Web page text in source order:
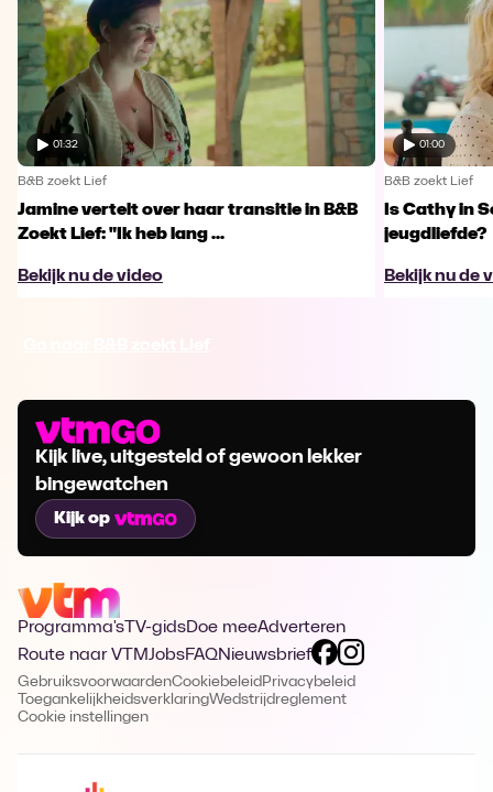
01:32
B&B zoekt Lief
Jamine vertelt over haar transitie in B&B
Zoekt Lief: "Ik heb lang ...
Bekijk nu de video
01:00
B&B zoekt Lief
Is Cathy in
jeugdliefde?
Bekijk nu de
Kijk live, uitgesteld of gewoon lekker
bingewatchen
Kijk op
Programma's TV-gidsDoe meeAdverteren
Route naar VTMJobsFAQNieuwsbrief
GebruiksvoorwaardenCookiebeleid Privacybeleid
ToegankelijkheidsverklaringWedstrijdreglement
Cookie instellingen